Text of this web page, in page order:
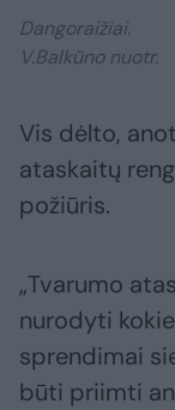
Dangoraižiai.
V.Balkūno nuotr.
Vis dėlto,
ataskaitų
požiūris.
„Tvarumo
nurodyti
sprendimai
būti priimti